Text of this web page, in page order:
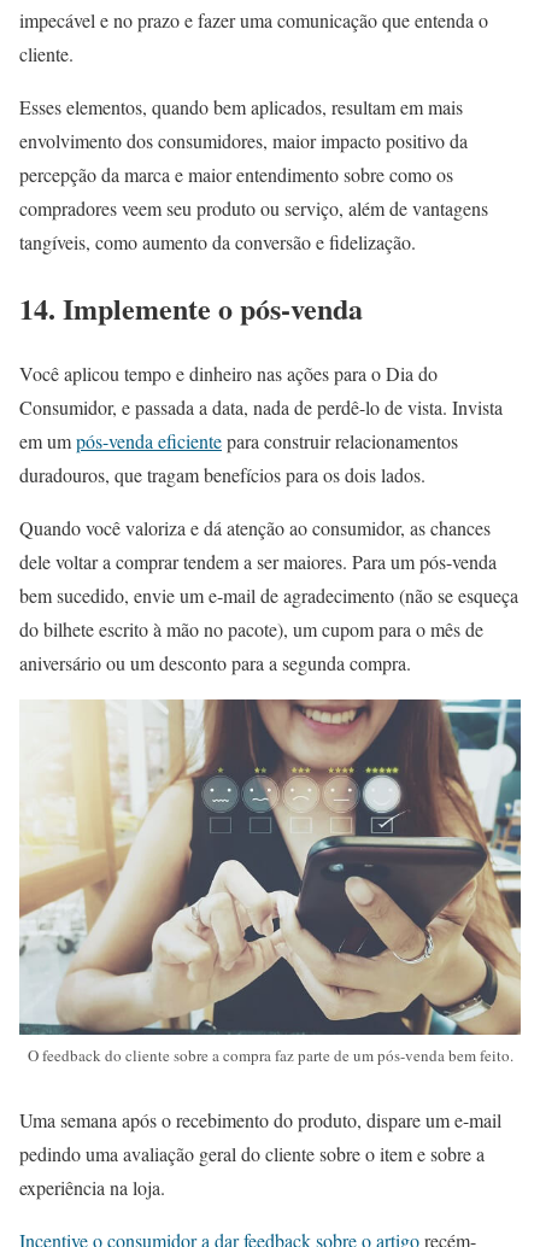
impecável e no prazo e fazer uma comunicação que entenda o
cliente.
Esses elementos, quando bem aplicados, resultam em mais
envolvimento dos consumidores, maior impacto positivo da
percepção da marca e maior entendimento sobre como os
compradores veem seu produto ou serviço, além de vantagens
tangíveis, como aumento da conversão e fidelização.
14. Implemente o pós-venda
Você aplicou tempo e dinheiro nas ações para o Dia do
Consumidor, e passada a data, nada de perdê-lo de vista. Invista
em umpós-venda eficientepara construir relacionamentos
duradouros, que tragam benefícios para os dois lados.
Quando você valoriza e dá atenção ao consumidor, as chances
dele voltar a comprar tendem a ser maiores. Para um pós-venda
bem sucedido, envie um e-mail de agradecimento (não se esqueça
do bilhete escrito à mão no pacote), um cupom para o mês de
aniversário ou um desconto para a segunda compra.
O feedback do cliente sobre a compra faz parte de um pós-venda bem feito.
Uma semana após o recebimento do produto, dispare um e-mail
pedindo uma avaliação geral do cliente sobre o item e sobre a
experiência na loja.
Incentive o consumidor a dar feedback sobre o artigorecém-